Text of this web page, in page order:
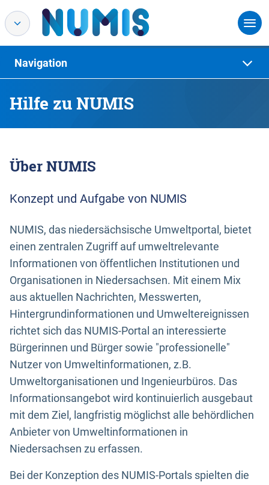
Hilfe zu NUMIS
Navigation
Über NUMIS
Konzept und Aufgabe von NUMIS
NUMIS, das niedersächsische Umweltportal, bietet
einen zentralen Zugriff auf umweltrelevante
Informationen von öffentlichen Institutionen und
Organisationen in Niedersachsen. Mit einem Mix
aus aktuellen Nachrichten, Messwerten,
Hintergrundinformationen und Umweltereignissen
richtet sich das NUMIS-Portal an interessierte
Bürgerinnen und Bürger sowie "professionelle"
Nutzer von Umweltinformationen, z.B.
Umweltorganisationen und Ingenieurbüros. Das
Informationsangebot wird kontinuierlich ausgebaut
mit dem Ziel, langfristig möglichst alle behördlichen
Anbieter von Umweltinformationen in
Niedersachsen zu erfassen.
Bei der Konzeption des NUMIS-Portals spielten die